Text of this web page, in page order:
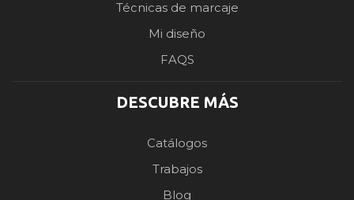
Técnicas de marcaje
Mi diseño
FAQS
DESCUBRE MÁS
Catálogos
Trabajos
Blog